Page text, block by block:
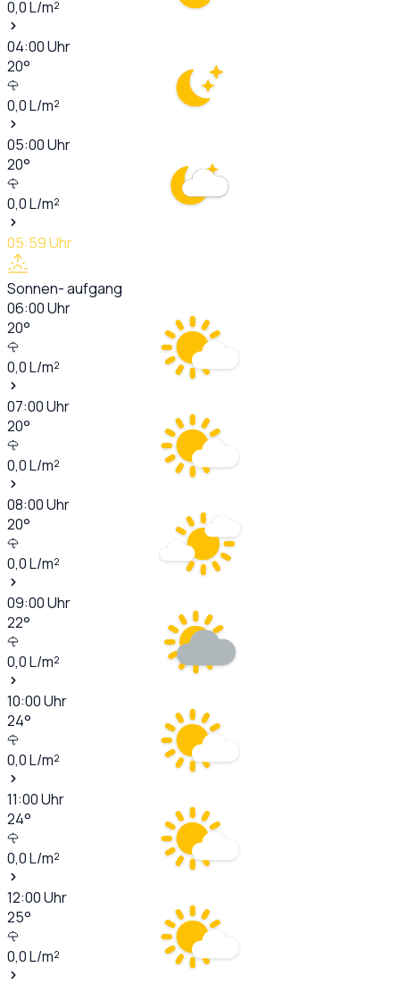
0,0L/m²
04:00Uhr
20°
0,0L/m²
05:00Uhr
20°
0,0L/m²
05:59Uhr
Sonnen- aufgang
06:00Uhr
20°
0,0L/m²
07:00Uhr
20°
0,0L/m²
08:00Uhr
20°
0,0L/m²
09:00Uhr
22°
0,0L/m²
10:00Uhr
24°
0,0L/m²
11:00Uhr
24°
0,0L/m²
12:00Uhr
25°
0,0L/m²